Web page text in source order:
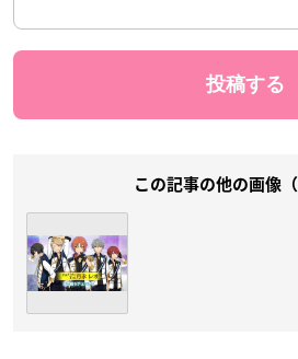
この記事の他の画像（